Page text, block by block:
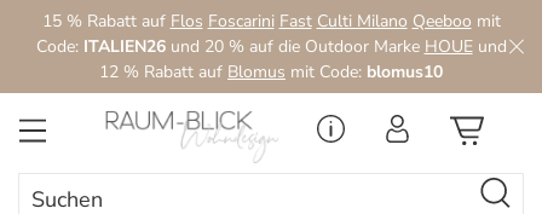
Zum Hauptinhalt springen
15 % Rabatt auf Flos Foscarini Fast Culti Milano Qeeboo mit
Code: ITALIEN26und 20 % auf die Outdoor Marke HOUEund
12 % Rabatt auf Blomus mit Code: blomus10